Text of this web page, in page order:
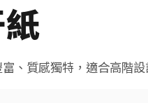
、質感獨特，適合高階